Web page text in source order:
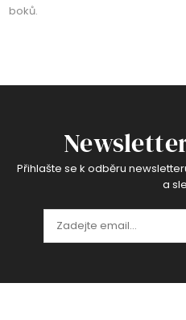
boků.
Přihlašte se k odběru
a